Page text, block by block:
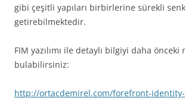
gibi çeşitli yapıları birbirlerine sürekli
getirebilmektedir.
FIM yazılımı ile detaylı bilgiyi daha
bulabilirsiniz:
http://ortacdemirel.com/forefront-